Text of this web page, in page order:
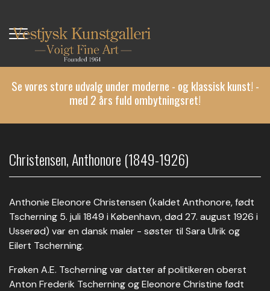
hovedindhold
Se vores store udvalg under moderne - og klassisk kunst! -
med 2 års fuld ombytningsret!
Christensen, Anthonore (1849-1926)
Anthonie Eleonore Christensen (kaldet Anthonore, født
Tscherning 5. juli 1849 i København, død 27. august 1926 i
Usserød) var en dansk maler - søster til Sara Ulrik og
Eilert Tscherning.
Frøken A.E. Tscherning var datter af politikeren oberst
Anton Frederik Tscherning og Eleonore Christine født